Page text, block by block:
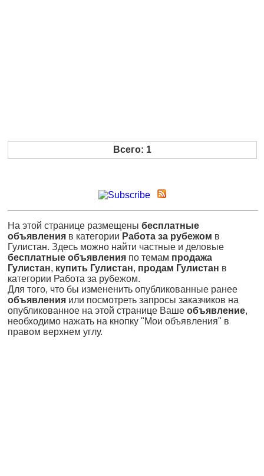
Всего: 1
На этой странице размещены бесплатные
объявления в категории Работа за рубежом в
Гулистан. Здесь можно найти частные и деловые
бесплатные объявления по темам продажа
Гулистан, купить Гулистан, продам Гулистан в
категории Работа за рубежом.
Для того, что бы измененить опубликованные ранее
объявления или посмотреть запросы заказчиков на
опубликованное на этой странице Ваше объявление,
необходимо нажать на кнопку "Мои объявления" в
правом верхнем углу.